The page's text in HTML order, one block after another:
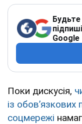
Google
Поки дискусія,
із
соцмережі